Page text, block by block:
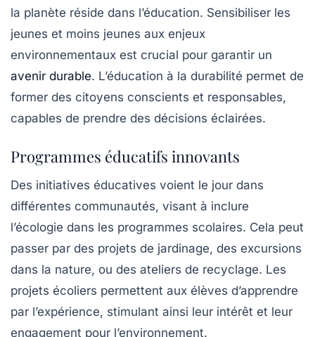
la planète réside dans l’éducation. Sensibiliser les
jeunes et moins jeunes aux enjeux
environnementaux est crucial pour garantir un
avenir durable. L’éducation à la durabilité permet de
former des citoyens conscients et responsables,
capables de prendre des décisions éclairées.
Programmes éducatifs innovants
Des initiatives éducatives voient le jour dans
différentes communautés, visant à inclure
l’écologie dans les programmes scolaires. Cela peut
passer par des projets de jardinage, des excursions
dans la nature, ou des ateliers de recyclage. Les
projets écoliers permettent aux élèves d’apprendre
par l’expérience, stimulant ainsi leur intérêt et leur
engagement pour l’environnement.